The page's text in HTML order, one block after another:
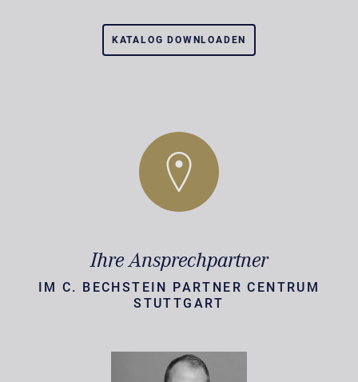
KATALOG DOWNLOADEN
Ihre Ansprechpartner
IM C. BECHSTEIN PARTNER CENTRUM
STUTTGART